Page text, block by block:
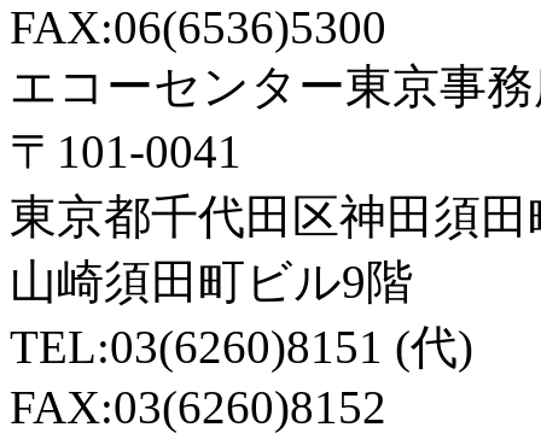
FAX:06(6536)5300
エコーセンター東京事
〒101-0041
東京都千代田区神田須
山崎須田町ビル9階
TEL:03(6260)8151 (代)
FAX:03(6260)8152